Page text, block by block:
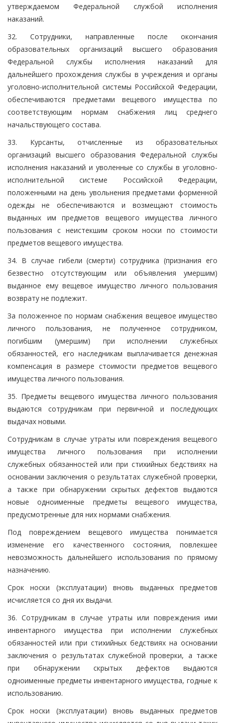
утверждаемом Федеральной службой исполнения
наказаний.
32. Сотрудники, направленные после окончания
образовательных организаций высшего образования
Федеральной службы исполнения наказаний для
дальнейшего прохождения службы в учреждения и органы
уголовно-исполнительной системы Российской Федерации,
обеспечиваются предметами вещевого имущества по
соответствующим нормам снабжения лиц среднего
начальствующего состава.
33. Курсанты, отчисленные из образовательных
организаций высшего образования Федеральной службы
исполнения наказаний и уволенные со службы в уголовно-
исполнительной системе Российской Федерации,
положенными на день увольнения предметами форменной
одежды не обеспечиваются и возмещают стоимость
выданных им предметов вещевого имущества личного
пользования с неистекшим сроком носки по стоимости
предметов вещевого имущества.
34. В случае гибели (смерти) сотрудника (признания его
безвестно отсутствующим или объявления умершим)
выданное ему вещевое имущество личного пользования
возврату не подлежит.
За положенное по нормам снабжения вещевое имущество
личного пользования, не полученное сотрудником,
погибшим (умершим) при исполнении служебных
обязанностей, его наследникам выплачивается денежная
компенсация в размере стоимости предметов вещевого
имущества личного пользования.
35. Предметы вещевого имущества личного пользования
выдаются сотрудникам при первичной и последующих
выдачах новыми.
Сотрудникам в случае утраты или повреждения вещевого
имущества личного пользования при исполнении
служебных обязанностей или при стихийных бедствиях на
основании заключения о результатах служебной проверки,
а также при обнаружении скрытых дефектов выдаются
новые одноименные предметы вещевого имущества,
предусмотренные для них нормами снабжения.
Под повреждением вещевого имущества понимается
изменение его качественного состояния, повлекшее
невозможность дальнейшего использования по прямому
назначению.
Срок носки (эксплуатации) вновь выданных предметов
исчисляется со дня их выдачи.
36. Сотрудникам в случае утраты или повреждения ими
инвентарного имущества при исполнении служебных
обязанностей или при стихийных бедствиях на основании
заключения о результатах служебной проверки, а также
при обнаружении скрытых дефектов выдаются
одноименные предметы инвентарного имущества, годные к
использованию.
Срок носки (эксплуатации) вновь выданных предметов